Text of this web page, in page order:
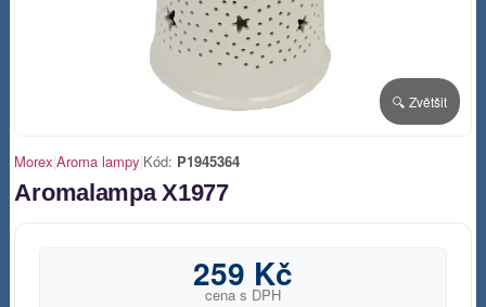
🔍 Zvětšit
Morex|Aroma lampy|Kód: P1945364
Aromalampa X1977
259 Kč
cena s DPH